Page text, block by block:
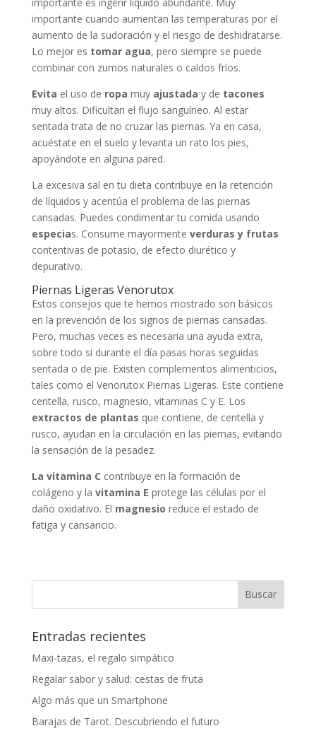
importante cuando aumentan las temperaturas por el
aumento de la sudoración y el riesgo de deshidratarse.
Lo mejor es tomar agua, pero siempre se puede
combinar con zumos naturales o caldos fríos.
Evita el uso de ropa muy ajustada y de tacones
muy altos. Dificultan el flujo sanguíneo. Al estar
sentada trata de no cruzar las piernas. Ya en casa,
acuéstate en el suelo y levanta un rato los pies,
apoyándote en alguna pared.
La excesiva sal en tu dieta contribuye en la retención
de líquidos y acentúa el problema de las piernas
cansadas. Puedes condimentar tu comida usando
especias. Consume mayormente verduras y frutas
contentivas de potasio, de efecto diurético y
depurativo.
Piernas Ligeras Venorutox
Estos consejos que te hemos mostrado son básicos
en la prevención de los signos de piernas cansadas.
Pero, muchas veces es necesaria una ayuda extra,
sobre todo si durante el día pasas horas seguidas
sentada o de pie. Existen complementos alimenticios,
tales como el Venorutox Piernas Ligeras. Este contiene
centella, rusco, magnesio, vitaminas C y E. Los
extractos de plantas que contiene, de centella y
rusco, ayudan en la circulación en las piernas, evitando
la sensación de la pesadez.
La vitamina C contribuye en la formación de
colágeno y la vitamina E protege las células por el
daño oxidativo. El magnesio reduce el estado de
fatiga y cansancio.
Entradas recientes
Maxi-tazas, el regalo simpático
Regalar sabor y salud: cestas de fruta
Algo más que un Smartphone
Barajas de Tarot. Descubriendo el futuro